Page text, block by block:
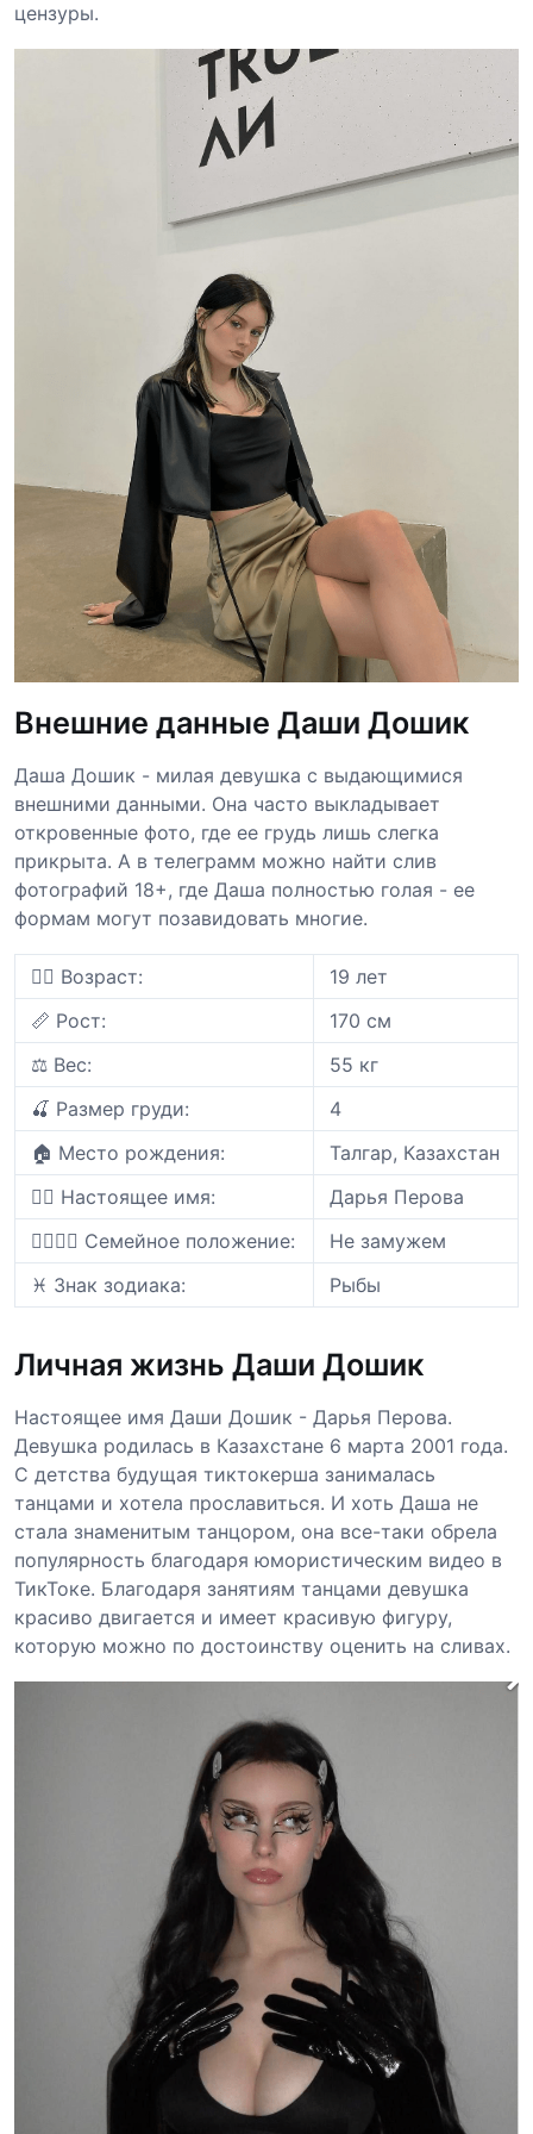
цензуры.
Внешние данные Даши Дошик
Даша Дошик - милая девушка с выдающимися
внешними данными. Она часто выкладывает
откровенные фото, где ее грудь лишь слегка
прикрыта. А в телеграмм можно найти слив
фотографий 18+, где Даша полностью голая - ее
формам могут позавидовать многие.
👩‍⚕️ Возраст:
19 лет
📏 Рост:
170 см
⚖️ Вес:
55 кг
🍒 Размер груди:
4
🏠 Место рождения:
Талгар, Казахстан
🙎‍♀️ Настоящее имя:
Дарья Перова
👩‍❤️‍💋‍👨 Семейное положение:
Не замужем
♓️ Знак зодиака:
Рыбы
Личная жизнь Даши Дошик
Настоящее имя Даши Дошик - Дарья Перова.
Девушка родилась в Казахстане 6 марта 2001 года.
С детства будущая тиктокерша занималась
танцами и хотела прославиться. И хоть Даша не
стала знаменитым танцором, она все-таки обрела
популярность благодаря юмористическим видео в
ТикТоке. Благодаря занятиям танцами девушка
красиво двигается и имеет красивую фигуру,
которую можно по достоинству оценить на сливах.